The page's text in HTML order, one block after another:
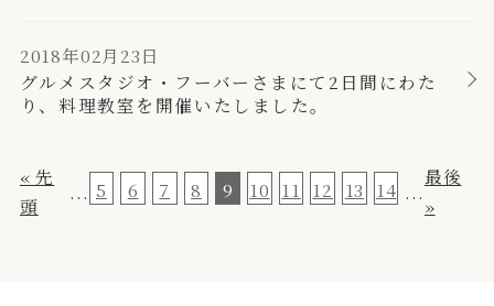
2018年02月23日
グルメスタジオ・フーバーさまにて2日間にわた
り、料理教室を開催いたしました。
« 先
頭
... 5 6 7 8 9 10 11 12 13 14 ...
最後
»